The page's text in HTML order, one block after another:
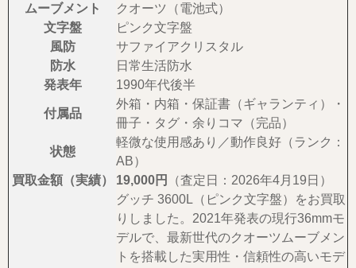
ムーブメント
クオーツ（電池式）
文字盤
ピンク文字盤
風防
サファイアクリスタル
防水
日常生活防水
発表年
1990年代後半
付属品
外箱・内箱・保証書（ギャランティ）・
冊子・タグ・余りコマ（完品）
状態
軽微な使用感あり／動作良好（ランク：
AB）
買取金額（実績）
19,000円 （査定日：2026年4月19日）
グッチ 3600L（ピンク文字盤）をお買取
りしました。2021年発表の現行36mmモ
デルで、最新世代のクオーツムーブメン
トを搭載した実用性・信頼性の高いモデ